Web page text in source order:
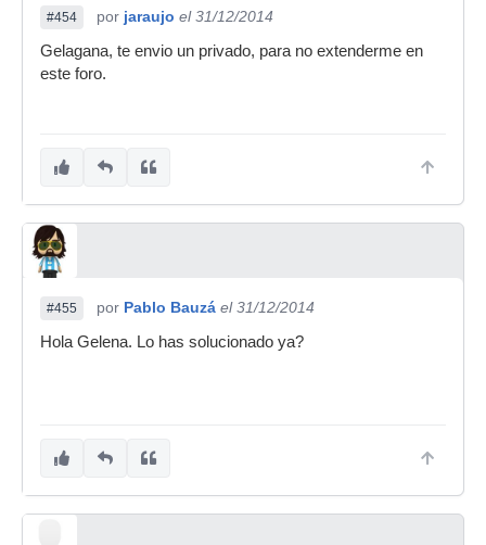
#454 por jaraujo el 31/12/2014
Gelagana, te envio un privado, para no extenderme en
este foro.
#455 por Pablo Bauzá el 31/12/2014
Hola Gelena. Lo has solucionado ya?